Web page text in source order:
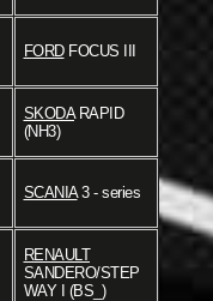
FORDFOCUS III
SKODARAPID
(NH3)
SCANIA3 - series
RENAULT
SANDERO/STEP
WAY I (BS_)